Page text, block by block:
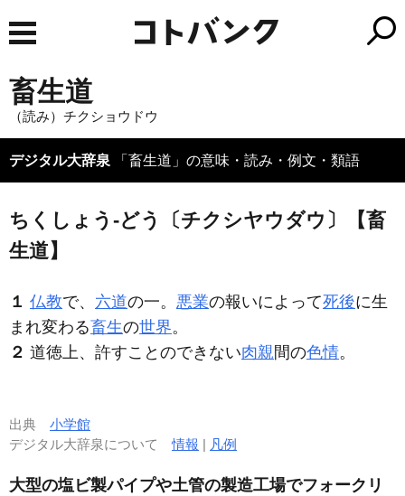
畜生道
（読み）チクショウドウ
デジタル大辞泉 「畜生道」の意味・読み・例文・類語
ちくしょう‐どう〔チクシヤウダウ〕【畜
生道】
１ 仏教で、 六道の一。 悪業の報いによって死後に生
まれ変わる畜生の世界。
２ 道徳上、許すことのできない肉親間の色情。
出典 小学館
デジタル大辞泉について情報 | 凡例
大型の塩ビ製パイプや土管の製造工場でフォークリ